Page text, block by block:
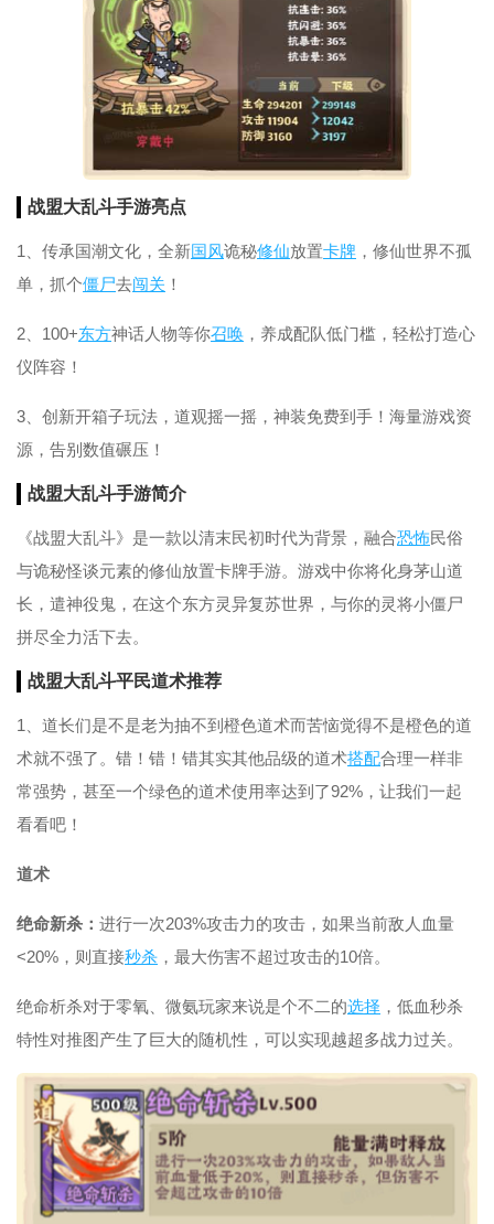
战盟大乱斗手游亮点
1、传承国潮文化，全新国风诡秘修仙放置卡牌 ，修仙世界不孤
单，抓个僵尸去闯关 ！
2、100+东方神话人物等你召唤 ，养成配队低门槛，轻松打造心
仪阵容！
3、创新开箱子玩法，道观摇一摇，神装免费到手！海量游戏资
源，告别数值碾压！
战盟大乱斗手游简介
《战盟大乱斗》是一款以清末民初时代为背景，融合恐怖民俗
与诡秘怪谈元素的修仙放置卡牌手游。游戏中你将化身茅山道
长，遣神役鬼，在这个东方灵异复苏世界，与你的灵将小僵尸
拼尽全力活下去。
战盟大乱斗平民道术推荐
1、道长们是不是老为抽不到橙色道术而苦恼觉得不是橙色的道
术就不强了。错！错！错其实其他品级的道术搭配合理一样非
常强势，甚至一个绿色的道术使用率达到了92%，让我们一起
看看吧！
道术
绝命新杀： 进行一次203%攻击力的攻击，如果当前敌人血量
<20%，则直接秒杀 ，最大伤害不超过攻击的10倍。
绝命析杀对于零氧、微氨玩家来说是个不二的选择 ，低血秒杀
特性对推图产生了巨大的随机性，可以实现越超多战力过关。